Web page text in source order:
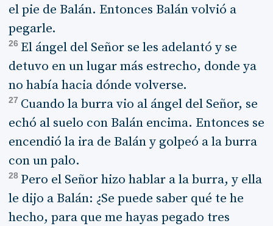
el pie de Balán. Entonces Balán volvió a
pegarle.
26 El ángel del Señor se les adelantó y se
detuvo en un lugar más estrecho, donde ya
no había hacia dónde volverse.
27 Cuando la burra vio al ángel del Señor, se
echó al suelo con Balán encima. Entonces se
encendió la ira de Balán y golpeó a la burra
con un palo.
28 Pero el Señor hizo hablar a la burra, y ella
le dijo a Balán: ¿Se puede saber qué te he
hecho, para que me hayas pegado tres